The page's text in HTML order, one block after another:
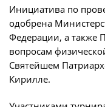
О
Юрист
Инициатива по
одобрена
Федерации, а также
вопросам
Святейшем
Кирилле.